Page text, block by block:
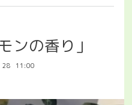
ンの香り」
28 11:00